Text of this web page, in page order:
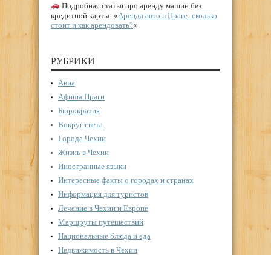
Подробная статья про аренду машин без
кредитной карты: «Аренда авто в Праге: сколько
стоит и как арендовать?«
РУБРИКИ
Авиа
Афиша Праги
Бюрократия
Вокруг света
Города Чехии
Жизнь в Чехии
Иностранные языки
Интересные факты о городах и странах
Информация для туристов
Лечение в Чехии и Европе
Маршруты путешествий
Национальные блюда и еда
Недвижимость в Чехии